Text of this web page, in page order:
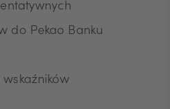
do Pekao Banku